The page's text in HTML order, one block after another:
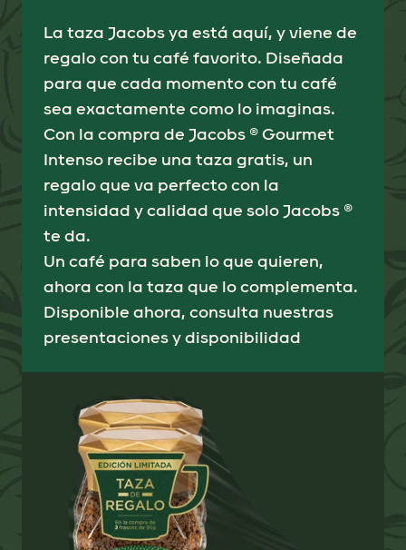
La taza Jacobs ya está aquí, y viene de
regalo con tu café favorito. Diseñada
para que cada momento con tu café
sea exactamente como lo imaginas.
Con la compra de Jacobs ® Gourmet
Intenso recibe una taza gratis, un
regalo que va perfecto con la
intensidad y calidad que solo Jacobs ®
te da.
Un café para saben lo que quieren,
ahora con la taza que lo complementa.
Disponible ahora, consulta nuestras
presentaciones y disponibilidad